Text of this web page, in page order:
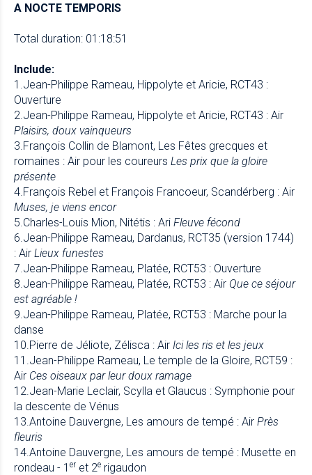
A NOCTE TEMPORIS
Total duration: 01:18:51
Include:
1.Jean-Philippe Rameau, Hippolyte et Aricie, RCT43 :
Ouverture
2.Jean-Philippe Rameau, Hippolyte et Aricie, RCT43 : Air
Plaisirs, doux vainqueurs
3.François Collin de Blamont, Les Fêtes grecques et
romaines : Air pour les coureurs Les prix que la gloire
présente
4.François Rebel et François Francoeur, Scandérberg : Air
Muses, je viens encor
5.Charles-Louis Mion, Nitétis : Ari Fleuve fécond
6.Jean-Philippe Rameau, Dardanus, RCT35 (version 1744)
: Air Lieux funestes
7.Jean-Philippe Rameau, Platée, RCT53 : Ouverture
8.Jean-Philippe Rameau, Platée, RCT53 : Air Que ce séjour
est agréable !
9.Jean-Philippe Rameau, Platée, RCT53 : Marche pour la
danse
10.Pierre de Jéliote, Zélisca : Air Ici les ris et les jeux
11.Jean-Philippe Rameau, Le temple de la Gloire, RCT59 :
Air Ces oiseaux par leur doux ramage
12.Jean-Marie Leclair, Scylla et Glaucus : Symphonie pour
la descente de Vénus
13.Antoine Dauvergne, Les amours de tempé : Air Près
fleuris
14.Antoine Dauvergne, Les amours de tempé : Musette en
rondeau - 1 er et 2e rigaudon